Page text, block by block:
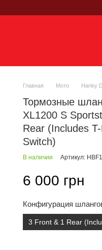
Главная Мото Harley
Тормозные
XL1200 S
Rear (Includes
Switch)
В наличии Артикул:
6 000 грн
Конфигурация
3 Front & 1 Rear